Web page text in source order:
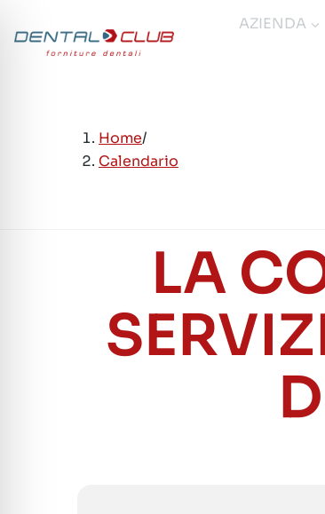
contenuto
AZIENDA
Home/
Calendario
LA